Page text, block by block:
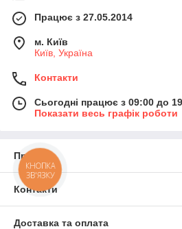
Працює з 27.05.2014
м. Київ
Київ, Україна
Контакти
Сьогодні працює з 09:00 до
Показати весь графік роботи
Про нас
Контакти
Доставка та оплата
КНОПКА
ЗВ'ЯЗКУ